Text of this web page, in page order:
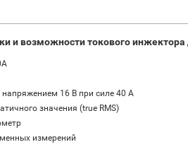
и возможности токового
16 В при силе 40 A
значения (true RMS)
измерений